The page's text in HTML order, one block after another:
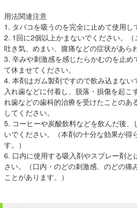
用法関連注意
1. タバコを吸うのを完全に止めて使用し
2. 1回に2個以上かまないでください。（
吐き気、めまい、腹痛などの症状があら
3. 辛みや刺激感を感じたらかむのを止
て休ませてください。
4. 本剤はガム製剤ですので飲み込まな
入れ歯などに付着し、脱落・損傷を起こ
れ歯などの歯科的治療を受けたことのあ
してください。
5. コーヒーや炭酸飲料などを飲んだ後、
いでください。（本剤の十分な効果が得
す。）
6. 口内に使用する吸入剤やスプレー剤
さい。（口内・のどの刺激感、のどの痛
ことがあります。）